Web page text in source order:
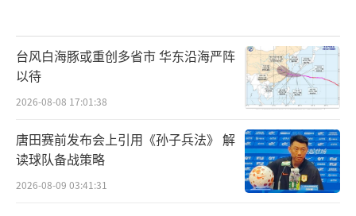
台风白海豚或重创多省市 华东沿海严阵
以待
2026-08-08 17:01:38
唐田赛前发布会上引用《孙子兵法》 解
读球队备战策略
2026-08-09 03:41:31